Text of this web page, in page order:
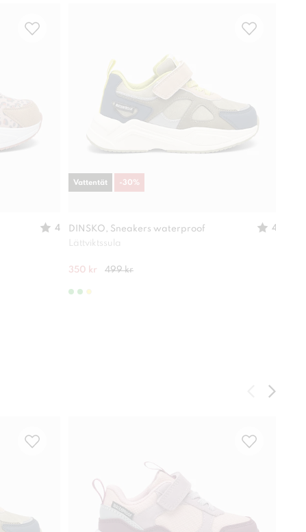
4
DINSKO, Sneakers waterproof
4
Lättviktssula
350 kr 499 kr
Vattentät -30%